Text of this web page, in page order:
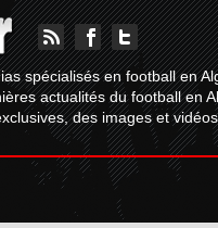
spécialisés en football en
actualités du football en
des images et